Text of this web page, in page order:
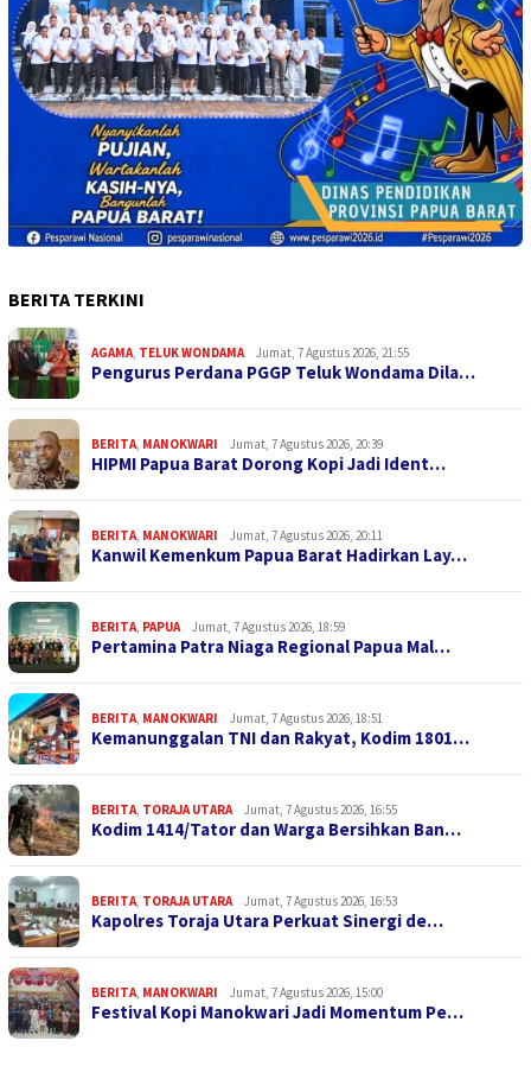
BERITA TERKINI
AGAMA, TELUK WONDAMA Jumat, 7 Agustus 2026, 21:55
Pengurus Perdana PGGP Teluk Wondama Dila…
BERITA, MANOKWARI Jumat, 7 Agustus 2026, 20:39
HIPMI Papua Barat Dorong Kopi Jadi Ident…
BERITA, MANOKWARI Jumat, 7 Agustus 2026, 20:11
Kanwil Kemenkum Papua Barat Hadirkan Lay…
BERITA, PAPUA Jumat, 7 Agustus 2026, 18:59
Pertamina Patra Niaga Regional Papua Mal…
BERITA, MANOKWARI Jumat, 7 Agustus 2026, 18:51
Kemanunggalan TNI dan Rakyat, Kodim 1801…
BERITA, TORAJA UTARA Jumat, 7 Agustus 2026, 16:55
Kodim 1414/Tator dan Warga Bersihkan Ban…
BERITA, TORAJA UTARA Jumat, 7 Agustus 2026, 16:53
Kapolres Toraja Utara Perkuat Sinergi de…
BERITA, MANOKWARI Jumat, 7 Agustus 2026, 15:00
Festival Kopi Manokwari Jadi Momentum Pe…